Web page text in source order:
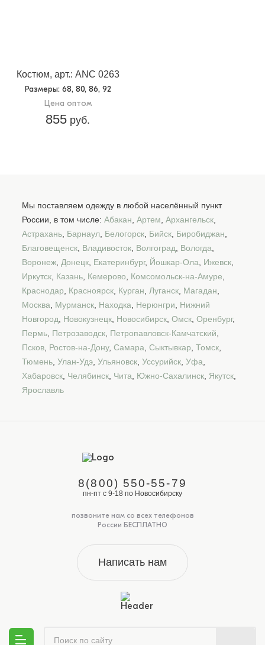
Костюм, арт.: ANC 0263
Размеры: 68, 80, 86, 92
Цена оптом
855 руб.
Мы поставляем одежду в любой населённый пункт
России, в том числе: Абакан Артем Архангельск
Астрахань Барнаул Белогорск Бийск Биробиджан
Благовещенск Владивосток Волгоград Вологда
Воронеж Донецк Екатеринбург, Йошкар-Ола Ижевск
Иркутск Казань Кемерово Комсомольск-на-Амуре
Краснодар
Красноярск Курган Луганск Магадан
Москва
Мурманск Находка Нерюнгри
Нижний
Новгород
Новокузнецк Новосибирск Омск Оренбург,
Пермь Петрозаводск Петропавловск-Камчатский
Псков Ростов-на-Дону, Самара Сыктывкар Томск
Тюмень Улан-Удэ Ульяновск Уссурийск Уфа
Хабаровск Челябинск Чита Южно-Сахалинск Якутск
Ярославль
8(800) 550-55-79
пн-пт с 9-18 по Новосибирску
позвоните нам со всех телефонов
России БЕСПЛАТНО
Написать нам